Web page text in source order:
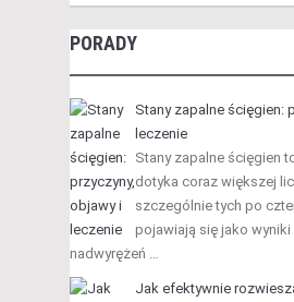
PORADY
Stany zapalne ścięgien:
leczenie
Stany zapalne ścięgien
dotyka coraz większej
szczególnie tych po
pojawiają się jako wyniki
nadwyrężeń …
Jak efektywnie